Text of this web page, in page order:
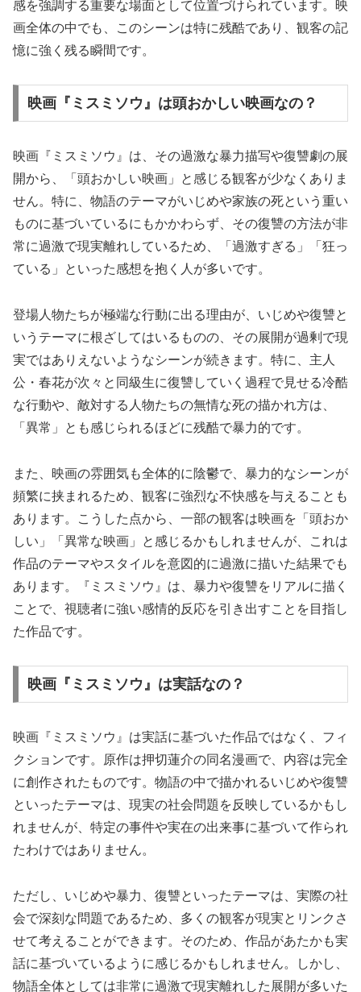
感を強調する重要な場面として位置づけられています。映
画全体の中でも、このシーンは特に残酷であり、観客の記
憶に強く残る瞬間です。
映画『ミスミソウ』は頭おかしい映画なの？
映画『ミスミソウ』は、その過激な暴力描写や復讐劇の展
開から、「頭おかしい映画」と感じる観客が少なくありま
せん。特に、物語のテーマがいじめや家族の死という重い
ものに基づいているにもかかわらず、その復讐の方法が非
常に過激で現実離れしているため、「過激すぎる」「狂っ
ている」といった感想を抱く人が多いです。
登場人物たちが極端な行動に出る理由が、いじめや復讐と
いうテーマに根ざしてはいるものの、その展開が過剰で現
実ではありえないようなシーンが続きます。特に、主人
公・春花が次々と同級生に復讐していく過程で見せる冷酷
な行動や、敵対する人物たちの無情な死の描かれ方は、
「異常」とも感じられるほどに残酷で暴力的です。
また、映画の雰囲気も全体的に陰鬱で、暴力的なシーンが
頻繁に挟まれるため、観客に強烈な不快感を与えることも
あります。こうした点から、一部の観客は映画を「頭おか
しい」「異常な映画」と感じるかもしれませんが、これは
作品のテーマやスタイルを意図的に過激に描いた結果でも
あります。『ミスミソウ』は、暴力や復讐をリアルに描く
ことで、視聴者に強い感情的反応を引き出すことを目指し
た作品です。
映画『ミスミソウ』は実話なの？
映画『ミスミソウ』は実話に基づいた作品ではなく、フィ
クションです。原作は押切蓮介の同名漫画で、内容は完全
に創作されたものです。物語の中で描かれるいじめや復讐
といったテーマは、現実の社会問題を反映しているかもし
れませんが、特定の事件や実在の出来事に基づいて作られ
たわけではありません。
ただし、いじめや暴力、復讐といったテーマは、実際の社
会で深刻な問題であるため、多くの観客が現実とリンクさ
せて考えることができます。そのため、作品があたかも実
話に基づいているように感じるかもしれません。しかし、
物語全体としては非常に過激で現実離れした展開が多いた